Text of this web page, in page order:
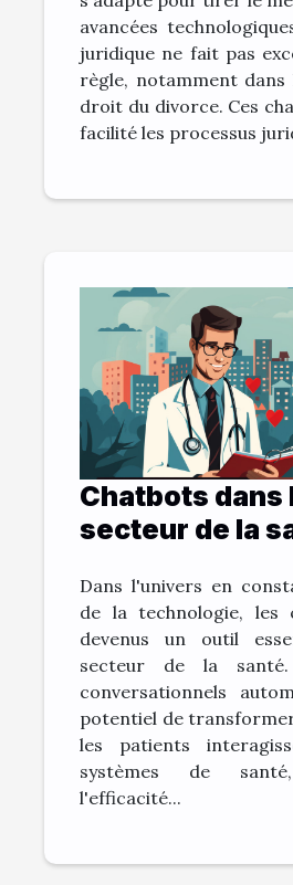
avancées
juridique ne fait pas
règle, notamment
droit du divorce. Ces
facilité les processus
Chatbots dans
secteur de la
Dans l'univers en
de la technologie, les
devenus un outil
secteur de la
conversationnels
potentiel de
les patients
systèmes de
l'efficacité...